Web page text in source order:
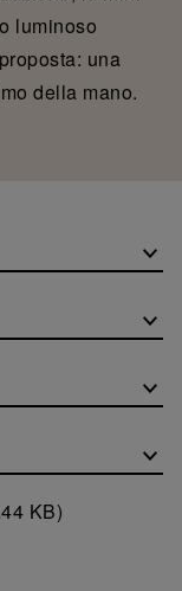
luminoso
una
della mano.
KB)